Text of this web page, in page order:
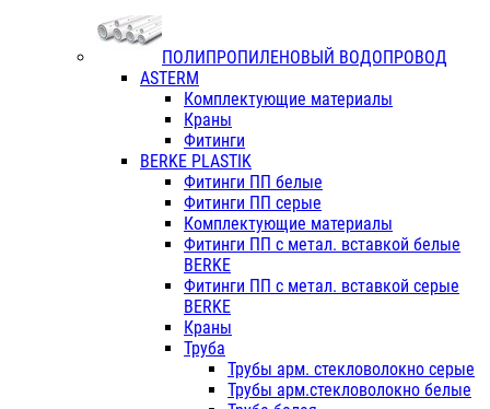
ПОЛИПРОПИЛЕНОВЫЙ ВОДОПРОВОД
ASTERM
Комплектующие материалы
Краны
Фитинги
BERKE PLASTIK
Фитинги ПП белые
Фитинги ПП серые
Комплектующие материалы
Фитинги ПП с метал. вставкой белые
BERKE
Фитинги ПП с метал. вставкой серые
BERKE
Краны
Труба
Трубы арм. стекловолокно серые
Трубы арм.стекловолокно белые